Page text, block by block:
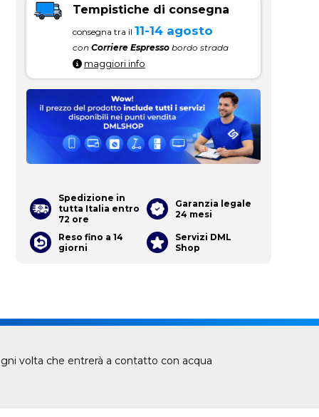
Tempistiche di consegna
consegna tra il 11-14 agosto
con Corriere Espressobordo strada
maggiori info
Spedizione in
tutta Italia entro
72 ore
Garanzia legale
24 mesi
Reso fino a 14
giorni
Servizi DML
Shop
volta che entrerà a contatto con acqua